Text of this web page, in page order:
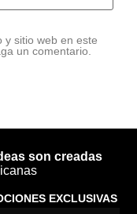
y sitio web en este
un comentario.
son creadas
EXCLUSIVAS